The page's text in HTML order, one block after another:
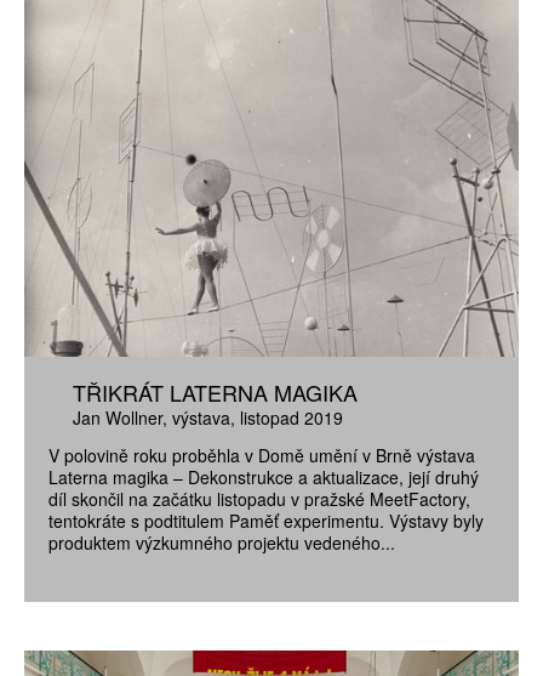
TŘIKRÁT LATERNA MAGIKA
Jan Wollner výstava listopad 2019
V polovině roku proběhla v Domě umění v Brně výstava
Laterna magika – Dekonstrukce a aktualizace, její druhý
díl skončil na začátku listopadu v pražské MeetFactory,
tentokráte s podtitulem Paměť experimentu. Výstavy byly
produktem výzkumného projektu vedeného...